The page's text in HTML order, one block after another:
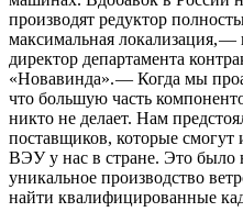
производят редуктор
максимальная локализация,
директор департамента
«Новавинда». — ​Когда мы
что большую часть
никто не делает. Нам
поставщиков, которые смогут
ВЭУ у нас в стране. Это было
уникальное производство
найти квалифицированные